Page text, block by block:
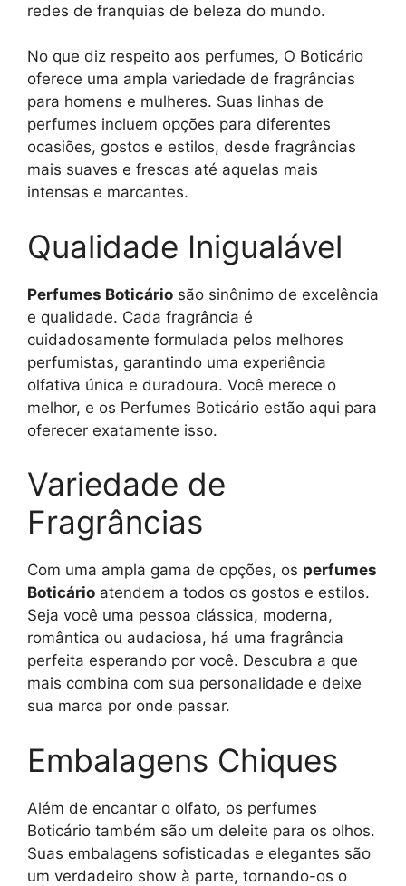
redes de franquias de beleza do mundo.
No que diz respeito aos perfumes, O Boticário
oferece uma ampla variedade de fragrâncias
para homens e mulheres. Suas linhas de
perfumes incluem opções para diferentes
ocasiões, gostos e estilos, desde fragrâncias
mais suaves e frescas até aquelas mais
intensas e marcantes.
Qualidade Inigualável
Perfumes Boticário são sinônimo de excelência
e qualidade. Cada fragrância é
cuidadosamente formulada pelos melhores
perfumistas, garantindo uma experiência
olfativa única e duradoura. Você merece o
melhor, e os Perfumes Boticário estão aqui para
oferecer exatamente isso.
Variedade de
Fragrâncias
Com uma ampla gama de opções, os perfumes
Boticário atendem a todos os gostos e estilos.
Seja você uma pessoa clássica, moderna,
romântica ou audaciosa, há uma fragrância
perfeita esperando por você. Descubra a que
mais combina com sua personalidade e deixe
sua marca por onde passar.
Embalagens Chiques
Além de encantar o olfato, os perfumes
Boticário também são um deleite para os olhos.
Suas embalagens sofisticadas e elegantes são
um verdadeiro show à parte, tornando-os o